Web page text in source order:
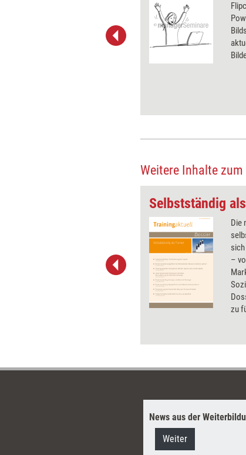
Weitere Inhalte zum
angegangen werden. Ist dieses
positive ersetzt werden.
Selbstständig
Die
–
zu
News aus der
Weiter